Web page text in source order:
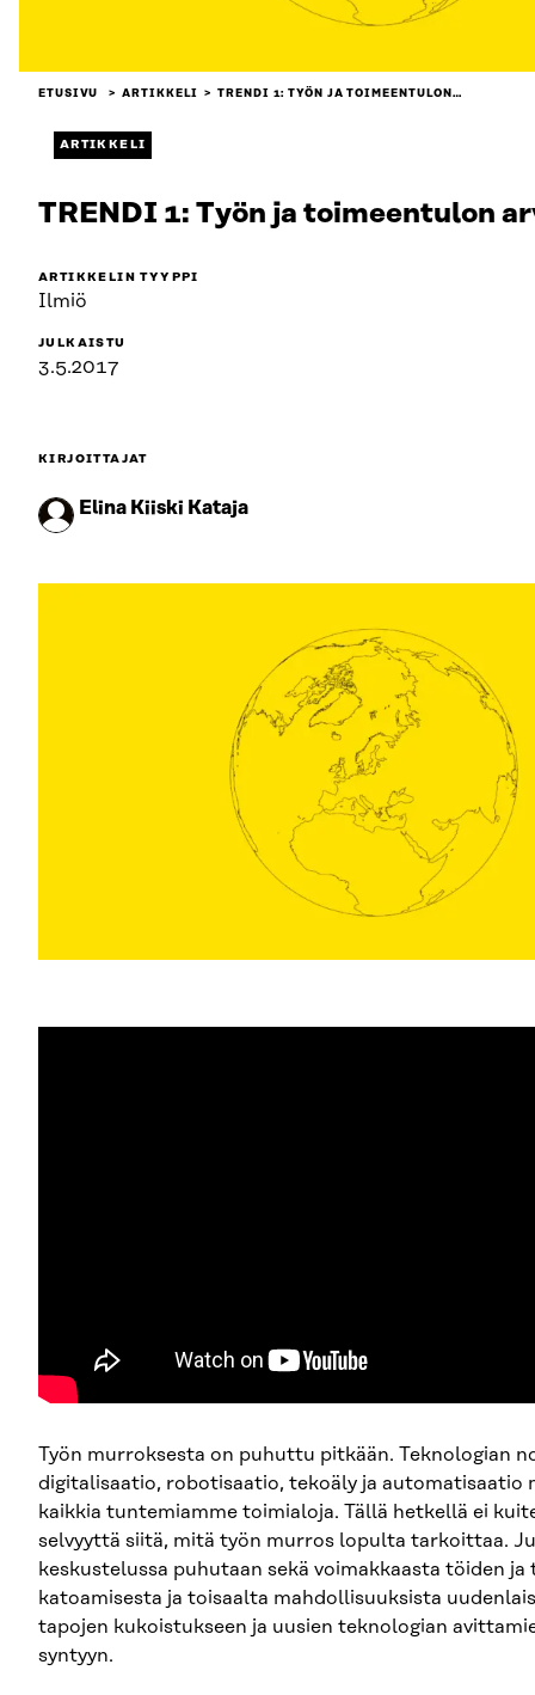
ETUSIVU ARTIKKELI TRENDI 1: TYÖN JA TOIMEENTULON…
ARTIKKELI
TRENDI 1: Työn ja toimeentulon
ARTIKKELIN TYYPPI
Ilmiö
JULKAISTU
3.5.2017
KIRJOITTAJAT
Elina Kiiski Kataja
Työn murroksesta on puhuttu pitkään. Teknologian
digitalisaatio, robotisaatio, tekoäly ja automatisaatio
kaikkia tuntemiamme toimialoja. Tällä hetkellä ei
selvyyttä siitä, mitä työn murros lopulta tarkoittaa.
keskustelussa puhutaan sekä voimakkaasta töiden ja
katoamisesta ja toisaalta mahdollisuuksista
tapojen kukoistukseen ja uusien teknologian
syntyyn.